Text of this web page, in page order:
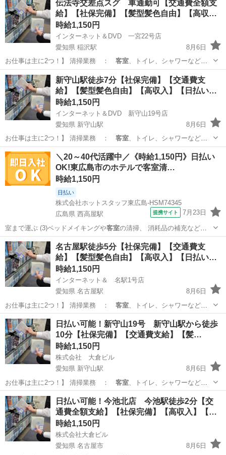
伝法寺交差点スグ 車通勤可【交通費全額支
給】【社保完備】【髪型髪色自由】【高収…
時給1,150円
インターネット＆DVD 一宮22号店
愛知県 稲沢駅
8月6日
お仕事は主に2つ！】 清掃業務 ： 客室、トイレ、シャワーなどの
共有部の清掃 …
愛知 一宮市 稲沢駅 フロント スタッフ
新守山駅徒歩7分【社保完備】【交通費支
給】【髪型髪色自由】【高収入】【日払い
可…
時給1,150円
インターネット＆DVD 新守山19号店
愛知県 新守山駅
8月6日
お仕事は主に2つ！】 清掃業務 ： 客室、トイレ、シャワーなどの
共有部の清掃 …
愛知 名古屋市 新守山駅 フロント スタッフ
＼20～40代活躍中／《時給1,150円》日払い
OK!東広島市のホテルで客室清…
時給1,150円
日払い
株式会社ホットスタッフ東広島-HSM74345
広島県 西高屋駅
提携サイト 7月23日
室まで運ぶ (3)ベッドメイキングや客室の清掃、 消耗品の補充などを
行う …
広島 西高屋駅 清掃
名古屋駅徒歩5分【社保完備】【交通費支
給】【髪型髪色自由】【高収入】【日払い
可…
時給1,150円
インターネット＆ 名駅1号店
愛知県 名古屋駅
8月6日
お仕事は主に2つ！】 清掃業務 ： 客室、トイレ、シャワーなどの
共有部の清掃 …
愛知 名古屋市 名古屋駅 フロント スタッフ
日払い可能！新守山19号 新守山駅から徒歩
10分【社保完備】【交通費支給】【髪…
時給1,150円
株式会社 大倉ビル
愛知県 新守山駅
8月6日
お仕事は主に2つ！】 清掃業務 ： 客室、トイレ、シャワーなどの
共有部の清掃 …
愛知 名古屋市 新守山駅 フロント スタッフ
日払い可能！今池北店 今池駅徒歩2分【交
通費全額支給】【社保完備】【高収入】【…
時給1,150円
株式会社大倉ビル
愛知県 名古屋市
8月6日